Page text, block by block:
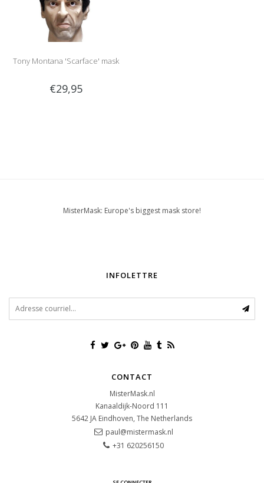
Tony Montana 'Scarface' mask
€29,95
MisterMask: Europe's biggest mask store!
INFOLETTRE
CONTACT
MisterMask.nl
Kanaaldijk-Noord 111
5642 JA Eindhoven, The Netherlands
paul@mistermask.nl
+31 620256150